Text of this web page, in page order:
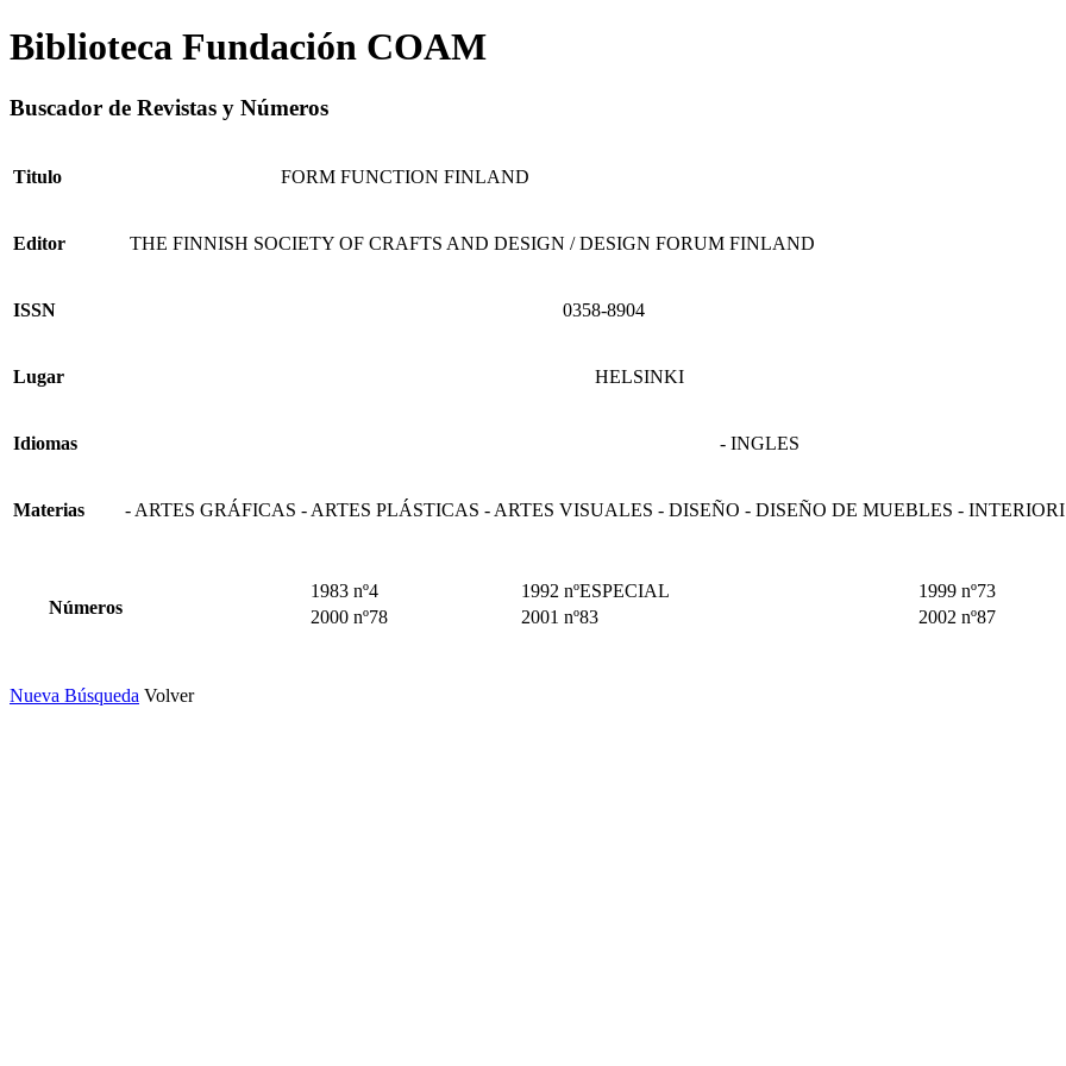
Biblioteca Fundación COAM
Buscador de Revistas y Números
Titulo FORM FUNCTION FINLAND
Editor THE FINNISH SOCIETY OF CRAFTS AND DESIGN / DESIGN FORUM FINLAND
ISSN 0358-8904
Lugar HELSINKI
Idiomas - INGLES
Materias - ARTES GRÁFICAS - ARTES PLÁSTICAS - ARTES VISUALES - DISEÑO - DISEÑO DE MUEBLES -
Números
1983 nº4 1992 nºESPECIAL
1999 nº73
2000 nº78
2001 nº83 2002 nº87
Nueva Búsqueda Volver